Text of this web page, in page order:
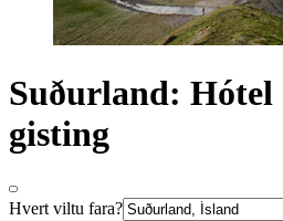
Suðurland: Hótel
gisting
Hvert viltu fara?